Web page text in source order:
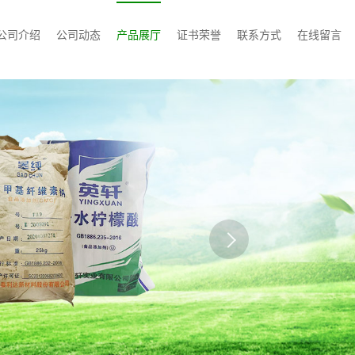
司介绍 公司动态 产品展厅 证书荣誉 联系方式 在线留言